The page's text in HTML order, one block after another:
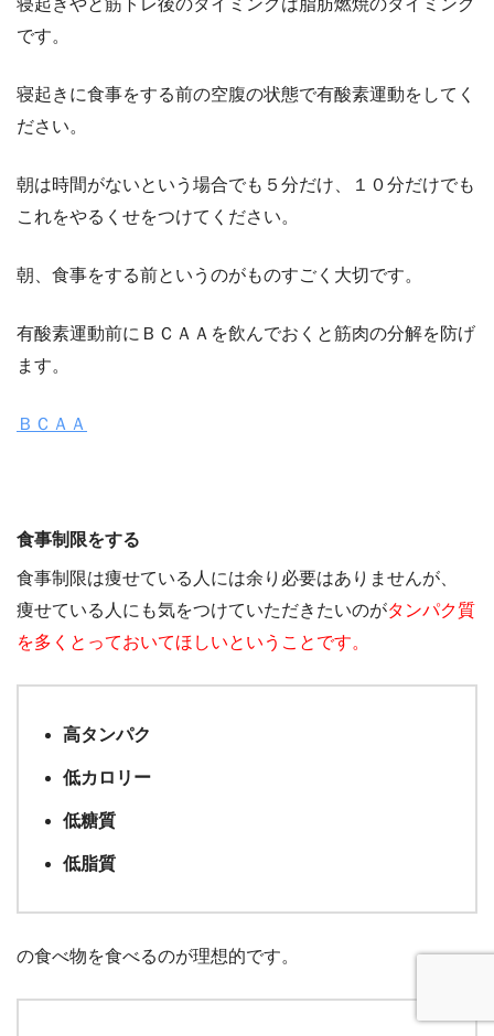
です。
寝起きに食事をする前の空腹の状態で有酸素運動をしてく
ださい。
朝は時間がないという場合でも５分だけ、１０分だけでも
これをやるくせをつけてください。
朝、食事をする前というのがものすごく大切です。
有酸素運動前にＢＣＡＡを飲んでおくと筋肉の分解を防げ
ます。
ＢＣＡＡ
食事制限をする
食事制限は痩せている人には余り必要はありませんが、
痩せている人にも気をつけていただきたいのがタンパク質
を多くとっておいてほしいということです。
高タンパク
低カロリー
低糖質
低脂質
の食べ物を食べるのが理想的です。